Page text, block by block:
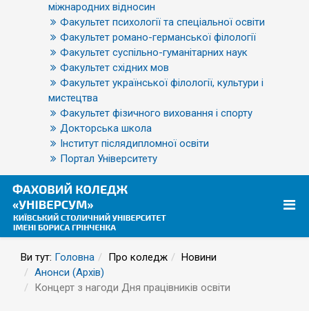
міжнародних відносин
Факультет психології та спеціальної освіти
Факультет романо-германської філології
Факультет суспільно-гуманітарних наук
Факультет східних мов
Факультет української філології, культури і
мистецтва
Факультет фізичного виховання і спорту
Докторська школа
Інститут післядипломної освіти
Портал Університету
Ви тут: Головна Про коледж
Новини
Анонси (Архів)
Концерт з нагоди Дня працівників освіти